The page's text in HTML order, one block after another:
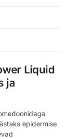
Liquid
ja
epidermise